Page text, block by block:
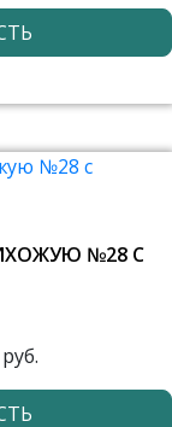
№28 С